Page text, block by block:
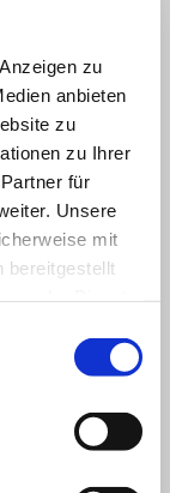
zu
anbieten
zu
zu Ihrer
für
Unsere
mit
bereitgestellt